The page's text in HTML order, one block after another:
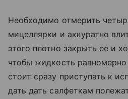
Необходимо отмерить
мицеллярки и аккуратно
этого плотно закрыть ее и
чтобы жидкость
стоит сразу приступать к
дать дать салфеткам